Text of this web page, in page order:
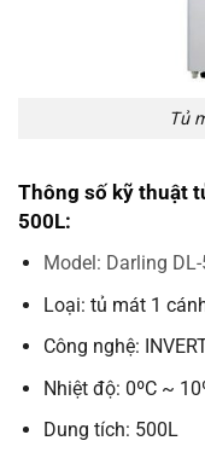
Tủ
Thông số kỹ thuật
500L:
Model: Darling
Loại: tủ mát 1
Công nghệ:
Nhiệt độ: 0ºC ~
Dung tích: 500L